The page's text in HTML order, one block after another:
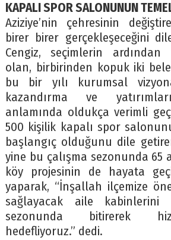
KAPALI SPOR SALONUNUN
Aziziye’nin çehresinin
birer birer gerçekleşeceğini
Cengiz, seçimlerin ardından
olan, birbirinden kopuk iki
bu bir yılı kurumsal
kazandırma ve
anlamında oldukça verimli
500 kişilik kapalı spor
başlangıç olduğunu dile
yine bu çalışma sezonunda
köy projesinin de hayata
yaparak, “İnşallah ilçemize
sağlayacak aile kabinlerini
sezonunda bitirerek
hedefliyoruz.” dedi.